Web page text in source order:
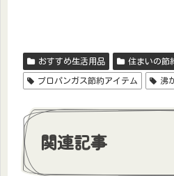
おすすめ生活用品 住まいの節
プロパンガス節約アイテム 沸
関連記事